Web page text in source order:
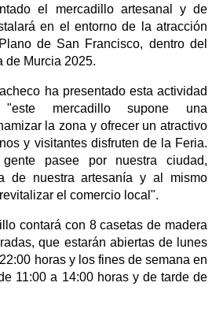
el mercadillo artesanal y de
en el entorno de la atracción
de San Francisco, dentro del
de Murcia 2025.
ha presentado esta actividad
"este mercadillo supone una
la zona y ofrecer un atractivo
y visitantes disfruten de la Feria.
pasee por nuestra ciudad,
de nuestra artesanía y al mismo
el comercio local".
contará con 8 casetas de madera
que estarán abiertas de lunes
horas y los fines de semana en
11:00 a 14:00 horas y de tarde de